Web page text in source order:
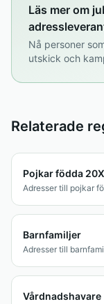
Läs mer om
Nå personer
utskick och
Relaterade
Pojkar födda
Adresser till pojkar
Barnfamiljer
Adresser till
Vårdnadshavare